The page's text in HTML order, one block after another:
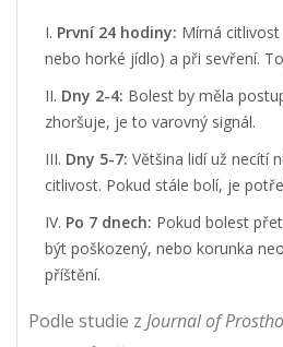
První 24 hodiny: Mírná
nebo horké jídlo) a při sevření.
Dny 2-4: Bolest by měla
zhoršuje, je to varovný signál.
Dny 5-7: Většina lidí už necítí
citlivost. Pokud stále bolí, je
Po 7 dnech: Pokud bolest
být poškozený, nebo korunka
příštění.
Podle studie z Journal of